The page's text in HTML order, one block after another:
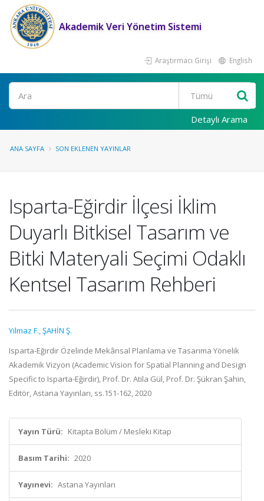
Akademik Veri Yönetim Sistemi
Araştırmacı Girişi English
Ara
Detaylı Arama
ANA SAYFA SON EKLENEN YAYINLAR
Isparta-Eğirdir İlçesi İklim
Duyarlı Bitkisel Tasarım ve
Bitki Materyali Seçimi Odaklı
Kentsel Tasarım Rehberi
Yılmaz F.,ŞAHİN Ş.
Isparta-Eğirdir Özelinde Mekânsal Planlama ve Tasarıma Yönelik
Akademik Vizyon (Academic Vision for Spatial Planning and Design
Specific to Isparta-Eğirdir), Prof. Dr. Atila Gül, Prof. Dr. Şükran Şahin,
Editör, Astana Yayınları, ss.151-162, 2020
Yayın Türü: Kitapta Bölüm / Mesleki Kitap
Basım Tarihi: 2020
Yayınevi: Astana Yayınları